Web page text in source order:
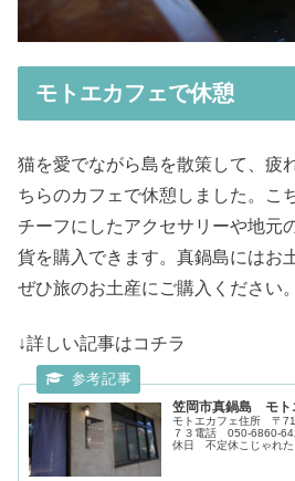
モトエカフェで休憩
猫を愛でながら島を散策して、疲
ちらのカフェで休憩しました。こ
チーフにしたアクセサリーや地元
貨を購入できます。真鍋島にはお
ぜひ旅のお土産にご購入ください。
↓詳しい記事はコチラ
笠岡市真鍋島 モト
モトエカフェ住所 〒
７３電話 050-6860-
休日 不定休こじゃれた